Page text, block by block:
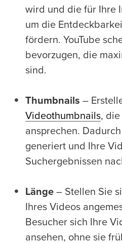
wird und die für Ihre
um die
fördern. YouTube
bevorzugen, die
sind.
Thumbnails –
Videothumbnails, die
ansprechen.
generiert und Ihre
Suchergebnissen
Länge – Stellen Sie
Ihres Videos
Besucher sich Ihre
ansehen, ohne sie